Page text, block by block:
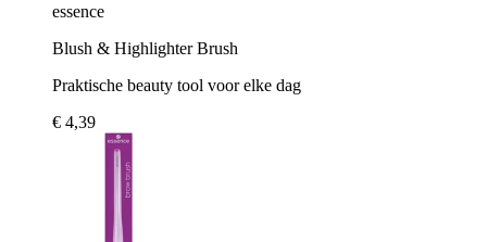
essence
Blush & Highlighter Brush
Praktische beauty tool voor elke dag
€ 4,39